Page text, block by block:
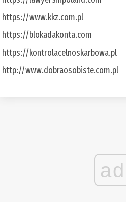
https://www.kkz.com.pl
https://blokadakonta.com
https://kontrolacelnoskarbowa.pl
http://www.dobraosobiste.com.pl
ad